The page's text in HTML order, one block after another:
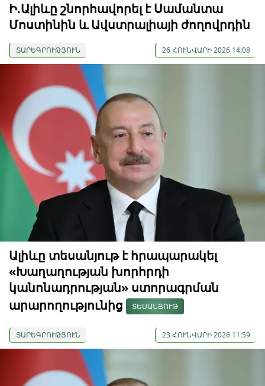
Ի.Ալիևը շնորհավորել է Սամանտա
Մոստինին և Ավստրալիայի ժողովրդին
ՏԱՐԵԳՐՈՒԹՅՈՒՆ 26 ՀՈՒՆՎԱՐԻ 2026 14:08
Ալիևը տեսանյութ է հրապարակել
«Խաղաղության խորհրդի
կանոնադրության» ստորագրման
արարողությունից
ՏԵՍԱՆՅՈՒԹ
ՏԱՐԵԳՐՈՒԹՅՈՒՆ 23 ՀՈՒՆՎԱՐԻ 2026 11:59